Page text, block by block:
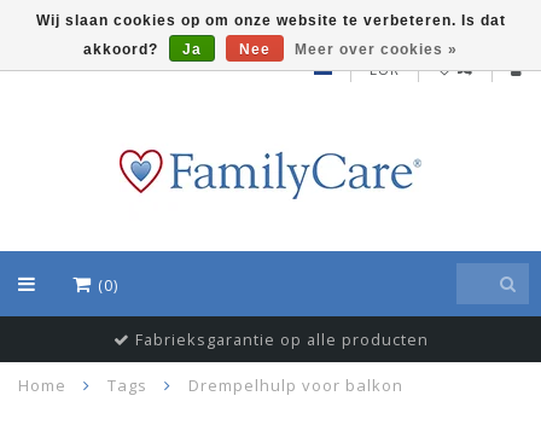
EUR
(0)
Fabrieksgarantie op alle producten
Home Tags Drempelhulp voor balkon
Wij slaan cookies op om onze website te verbeteren. Is dat
akkoord?
Ja Nee Meer over cookies »